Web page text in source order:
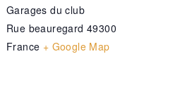
Garages du club
Rue beauregard 49300
France + Google Map